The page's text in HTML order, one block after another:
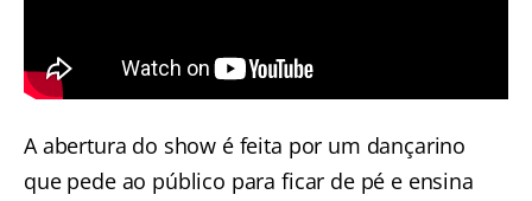
A abertura do show é feita por um dançarino
que pede ao público para ficar de pé e ensina